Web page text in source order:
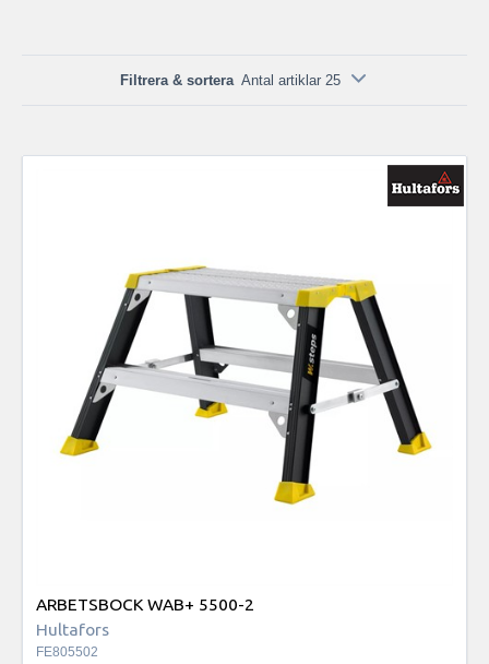
Filtrera & sortera Antal artiklar 25
ARBETSBOCK WAB+ 5500-2
Hultafors
FE805502